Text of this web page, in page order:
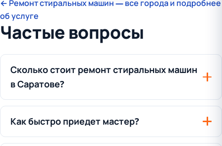
← Ремонт стиральных машин — все города и подробнее
об услуге
Частые вопросы
Сколько стоит ремонт стиральных машин
в Саратове?
Как быстро приедет мастер?